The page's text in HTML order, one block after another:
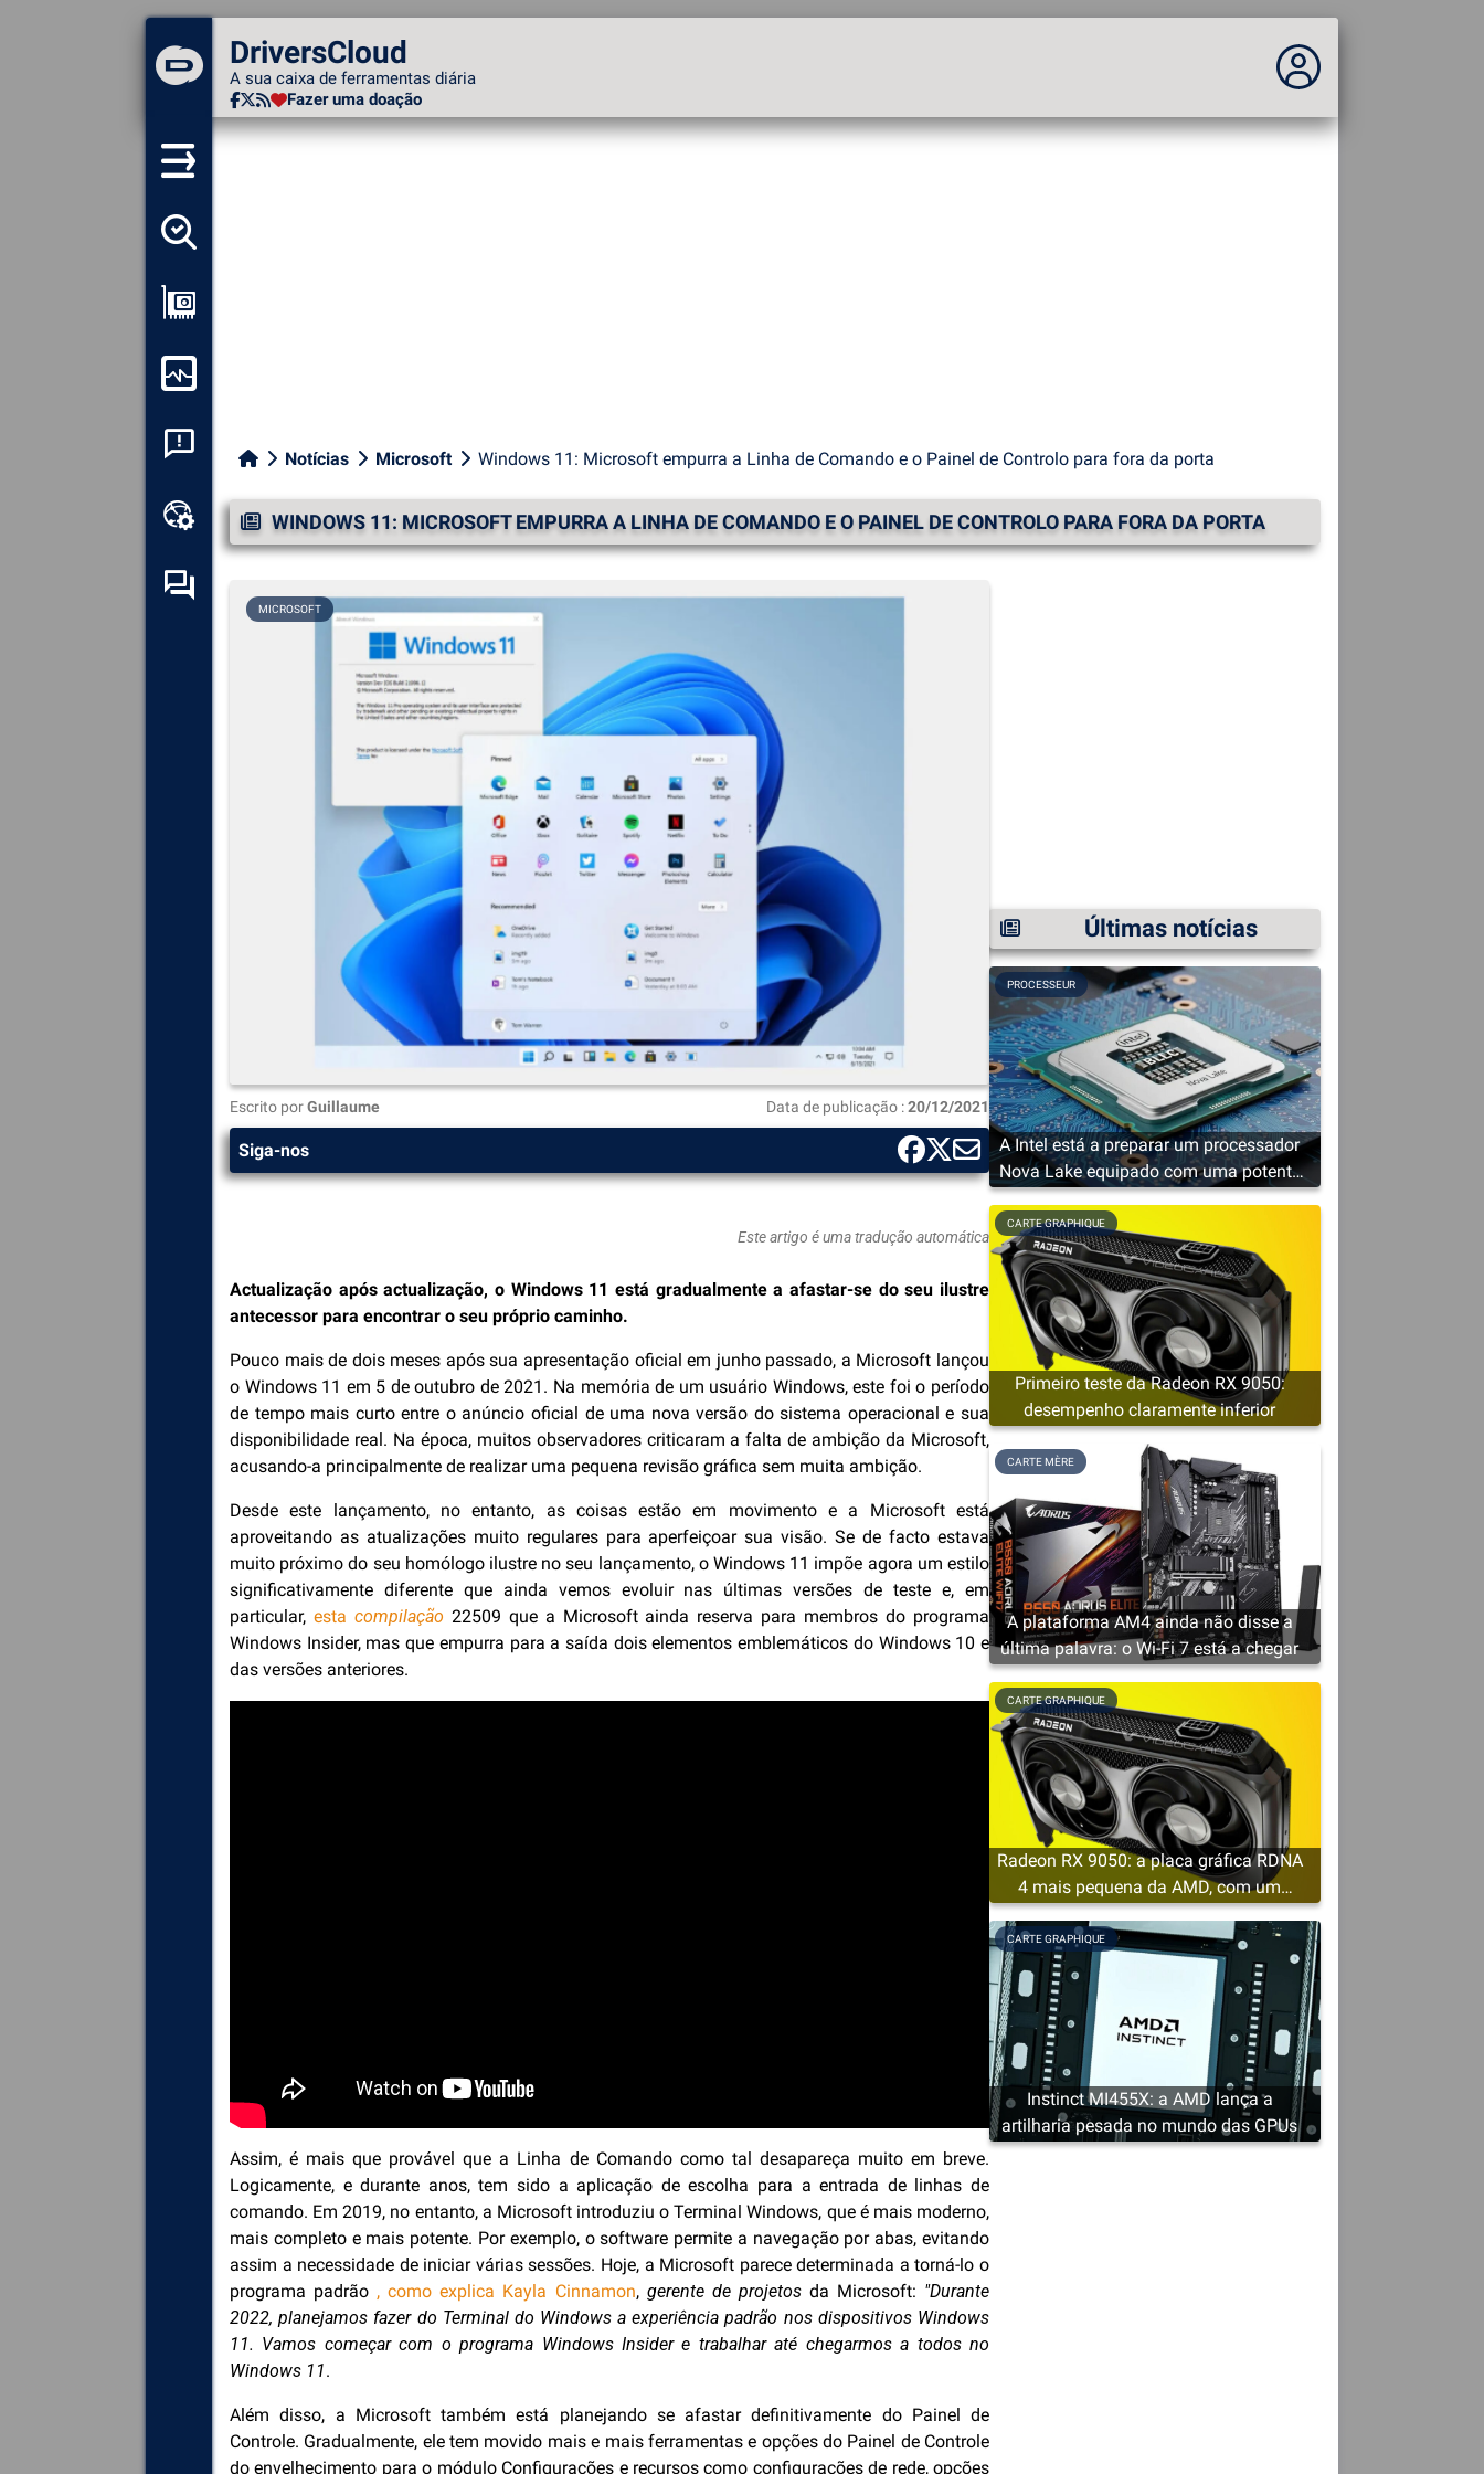
DriversCloud
A sua caixa de ferramentas diária
Fazer uma doação
Você não está logado...
DriversCloud
A sua caixa de ferramentas
diária
Fazer uma doação
Kit de ferramentas online
todos os componentes,
dispositivos e software
instalados no seu computador.
e reparar todas as
causas de colisões (telas
e descarregue
quaisquer drivers em falta ou
desactualizados no seu
Notícias Microsoft Windows 11: Microsoft empurra a Linha de Comando e o Painel de Controlo para fora da porta
WINDOWS 11: MICROSOFT EMPURRA A LINHA DE COMANDO E O PAINEL DE CONTROLO PARA FORA DA PORTA
MICROSOFT
Escrito porGuillaume Data de publicação :20/12/2021
Siga-nos
Este artigo é uma tradução automática
Actualização após actualização, o Windows 11 está gradualmente a afastar-se do seu ilustre
antecessor para encontrar o seu próprio caminho.
Pouco mais de dois meses após sua apresentação oficial em junho passado, a Microsoft lançou
o Windows 11 em 5 de outubro de 2021. Na memória de um usuário Windows, este foi o período
de tempo mais curto entre o anúncio oficial de uma nova versão do sistema operacional e sua
disponibilidade real. Na época, muitos observadores criticaram a falta de ambição da Microsoft,
acusando-a principalmente de realizar uma pequena revisão gráfica sem muita ambição.
Desde este lançamento, no entanto, as coisas estão em movimento e a Microsoft está
aproveitando as atualizações muito regulares para aperfeiçoar sua visão. Se de facto estava
muito próximo do seu homólogo ilustre no seu lançamento, o Windows 11 impõe agora um estilo
significativamente diferente que ainda vemos evoluir nas últimas versões de teste e, em
particular, esta compilação 22509 que a Microsoft ainda reserva para membros do programa
Windows Insider, mas que empurra para a saída dois elementos emblemáticos do Windows 10 e
das versões anteriores.
Assim, é mais que provável que a Linha de Comando como tal desapareça muito em breve.
Logicamente, e durante anos, tem sido a aplicação de escolha para a entrada de linhas de
comando. Em 2019, no entanto, a Microsoft introduziu o Terminal Windows, que é mais moderno,
mais completo e mais potente. Por exemplo, o software permite a navegação por abas, evitando
assim a necessidade de iniciar várias sessões. Hoje, a Microsoft parece determinada a torná-lo o
programa padrão , como explica Kayla Cinnamon, gerente de projetosda Microsoft: "Durante
2022, planejamos fazer do Terminal do Windows a experiência padrão nos dispositivos Windows
11. Vamos começar com o programa Windows Insider e trabalhar até chegarmos a todos no
Windows 11.
Além disso, a Microsoft também está planejando se afastar definitivamente do Painel de
Controle. Gradualmente, ele tem movido mais e mais ferramentas e opções do Painel de Controle
do envelhecimento para o módulo Configurações e recursos como configurações de rede, opções
Últimas notícias
A Intel está a preparar um processador
Nova Lake equipado com uma potente
solução gráfica
PROCESSEUR
Primeiro teste da Radeon RX 9050:
desempenho claramente inferior
CARTE GRAPHIQUE
A plataforma AM4 ainda não disse a
última palavra: o Wi-Fi 7 está a chegar
CARTE MÈRE
Radeon RX 9050: a placa gráfica RDNA
4 mais pequena da AMD, com um
mínimo de 4 GB de VRAM
CARTE GRAPHIQUE
Instinct MI455X: a AMD lança a
artilharia pesada no mundo das GPUs
CARTE GRAPHIQUE